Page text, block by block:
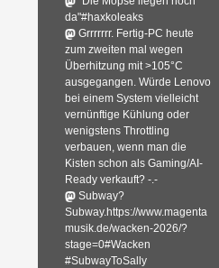
da"#haxkoleaks
Grrrrrrr. Fertig-PC heute
zum zweiten mal wegen
Überhitzung mit >105°C
ausgegangen. Würde Lenovo
bei einem System vielleicht
vernünftige Kühlung oder
wenigstens Throttling
verbauen, wenn man die
Kisten schon als Gaming/AI-
Ready verkauft? -.-
Subway?
Subway.https://www.magenta
musik.de/wacken-2026/?
stage=0#Wacken
#SubwayToSally